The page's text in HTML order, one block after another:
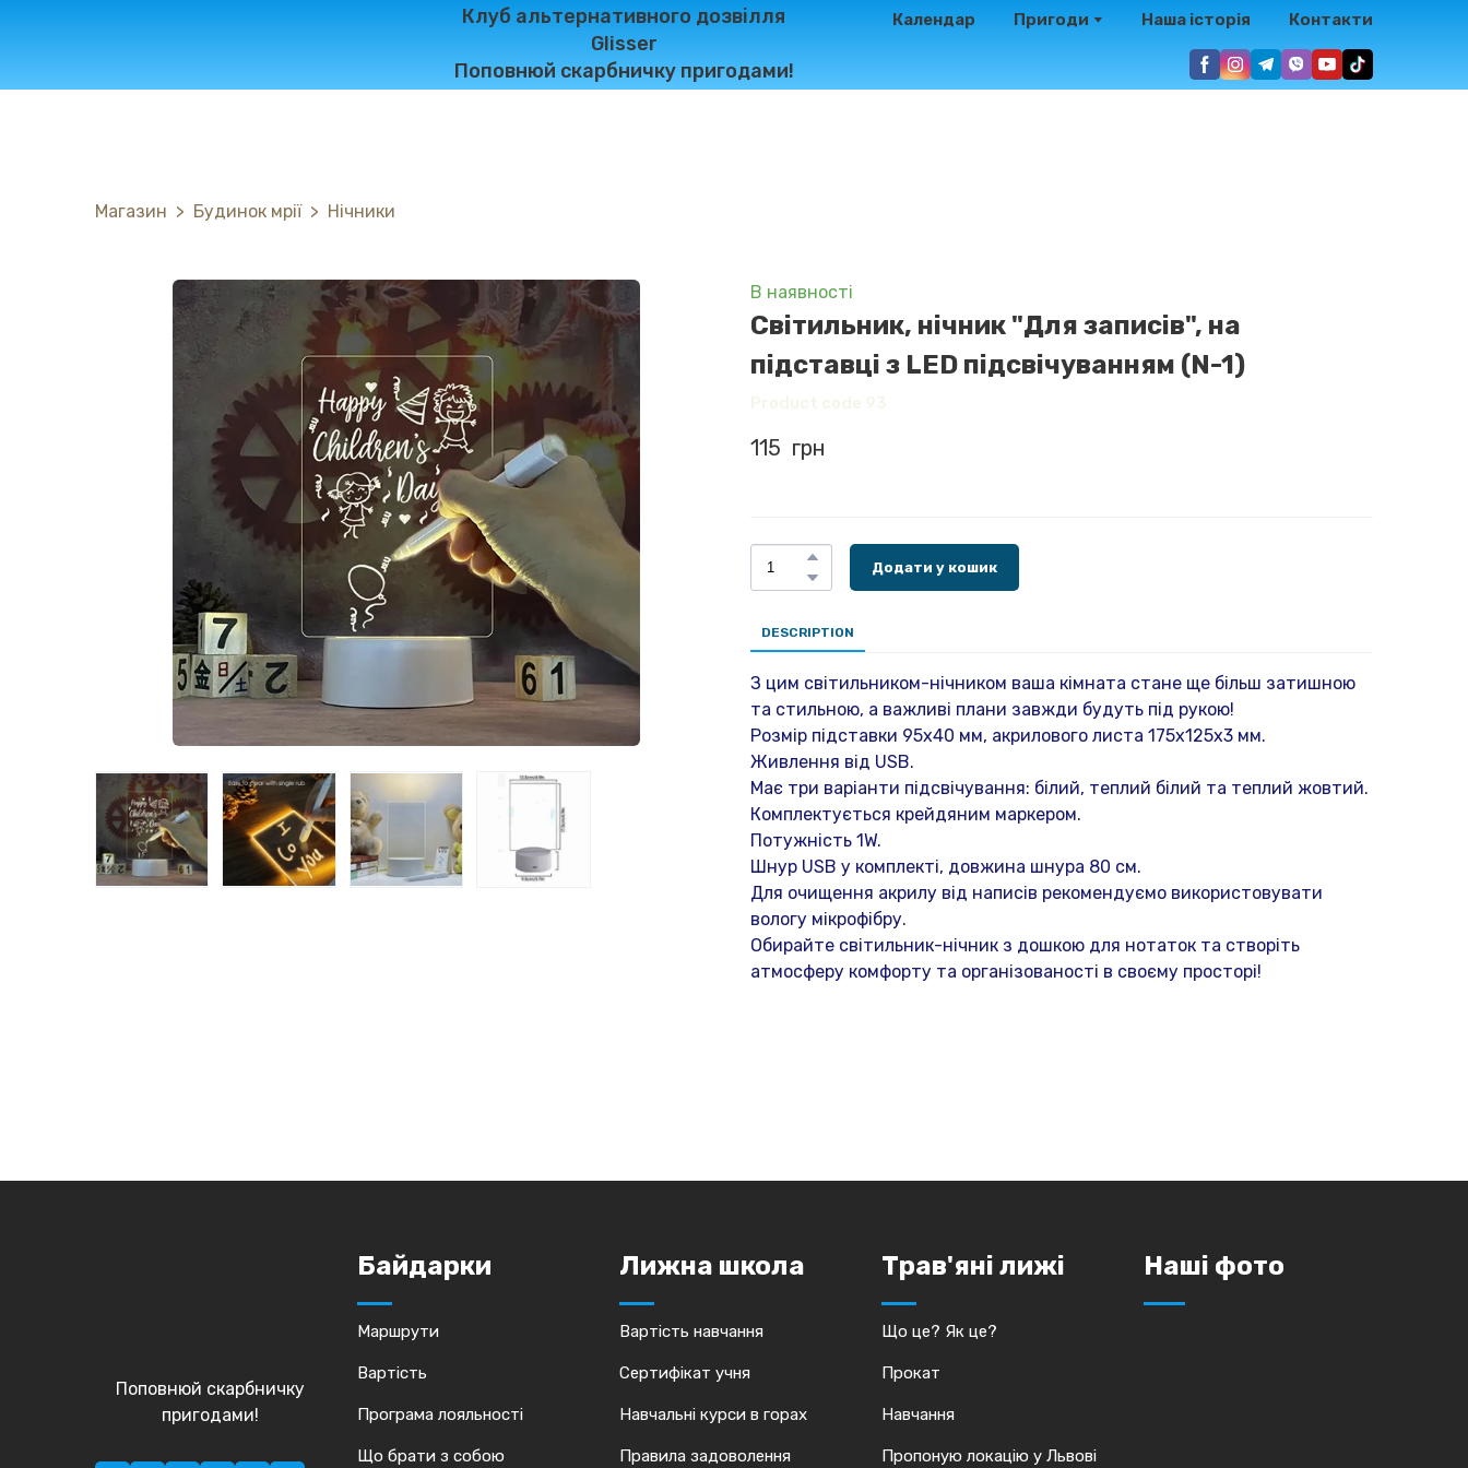
Клуб альтернативного дозвілля
Glisser
Поповнюй скарбничку пригодами!
Календар Пригоди Наша історія Контакти
Магазин Будинок мрії Нічники
В наявності
Світильник, нічник "Для записів", на
підставці з LED підсвічуванням (N-1)
115  грн
Додати у кошик
DESCRIPTION
З цим світильником-нічником ваша кімната стане ще більш затишною
та стильною, а важливі плани завжди будуть під рукою!
Розмір підставки 95х40 мм, акрилового листа 175х125х3 мм.
Живлення від USB.
Має три варіанти підсвічування: білий, теплий білий та теплий жовтий.
Комплектується крейдяним маркером.
Потужність 1W.
Шнур USB у комплекті, довжина шнура 80 см.
Для очищення акрилу від написів рекомендуємо використовувати
вологу мікрофібру.
Обирайте світильник-нічник з дошкою для нотаток та створіть
атмосферу комфорту та організованості в своєму просторі!
Поповнюй скарбничку
пригодами!
Байдарки
Маршрути
Вартість
Програма лояльності
Що брати з собою
Лижна школа
Вартість навчання
Сертифікат учня
Навчальні курси в горах
Правила задоволення
Трав'яні лижі
Що це? Як це?
Прокат
Навчання
Пропоную локацію у Львові
Наші фото